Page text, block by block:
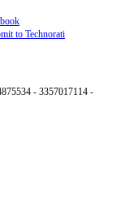
- 3357017114 -